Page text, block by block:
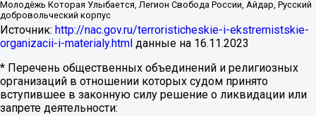
Молодёжь Которая Улыбается, Легион Свобода России, Айдар, Русский
добровольческий корпус
Источник: http://nac.gov.ru/terroristicheskie-i-ekstremistskie-
organizacii-i-materialy.html данные на 16.11.2023
* Перечень общественных объединений и религиозных
организаций в отношении которых судом принято
вступившее в законную силу решение о ликвидации или
запрете деятельности: